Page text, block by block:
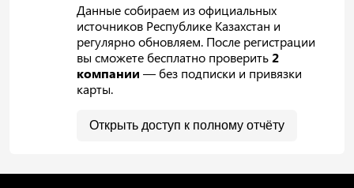
Данные собираем из официальных
источников Республике Казахстан и
регулярно обновляем. После регистрации
вы сможете бесплатно проверить2
компании — без подписки и привязки
карты.
Открыть доступ к полному отчёту